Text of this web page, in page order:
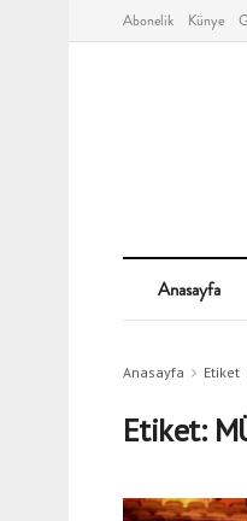
Abonelik Künye
Anasayfa
Anasayfa Etiket
Etiket: